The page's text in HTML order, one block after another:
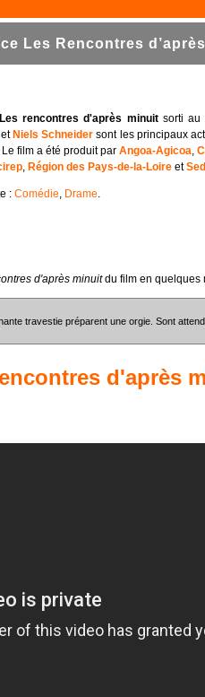
Les Rencontres
Les rencontres d'après minuitsorti au
Niels Schneider sont les principaux
Le film a été produit parAngoa-Agicoa,
, Région des Pays-de-la-Loire et
: Comédie, Drame.
d'après minuitdu film en quelques
travestie préparent une orgie. Sont
d'après